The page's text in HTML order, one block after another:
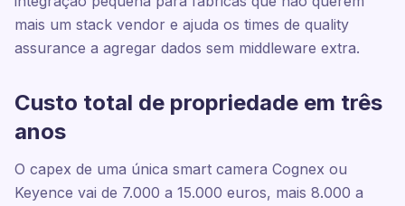
mais um stack vendor e ajuda os times de quality
assurance a agregar dados sem middleware extra.
Custo total de propriedade em três
anos
O capex de uma única smart camera Cognex ou
Keyence vai de 7.000 a 15.000 euros, mais 8.000 a